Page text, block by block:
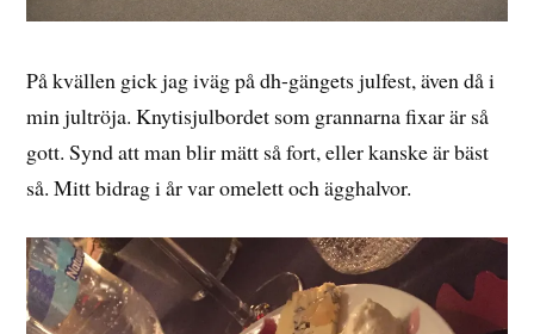
På kvällen gick jag iväg på dh-gängets julfest, även då i
min jultröja. Knytisjulbordet som grannarna fixar är så
gott. Synd att man blir mätt så fort, eller kanske är bäst
så. Mitt bidrag i år var omelett och ägghalvor.